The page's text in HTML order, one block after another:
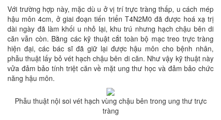
Với trường hợp này, mặc dù u ở vị trí trực tràng thấp, u cách mép
hậu môn 4cm, ở giai đoạn tiến triển T4N2M0 đã được hoá xạ trị
dài ngày đã làm khối u nhỏ lại, khu trú nhưng hạch chậu bên di
căn vẫn còn. Bằng các kỹ thuật cắt toàn bộ mạc treo trực tràng
hiện đại, các bác sĩ đã giữ lại được hậu môn cho bệnh nhân,
phẫu thuật lấy bỏ vét hạch chậu bên di căn. Như vậy kỹ thuật này
vửa đảm bảo tính triệt căn về mặt ung thư học và đảm bảo chức
năng hậu môn.
Phẫu thuật nội soi vét hạch vùng chậu bên trong ung thư trực
tràng